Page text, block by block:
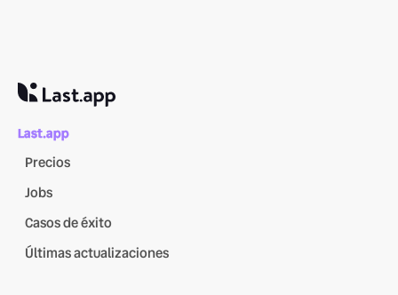
Last.app
Precios
Jobs
Casos de éxito
Últimas actualizaciones